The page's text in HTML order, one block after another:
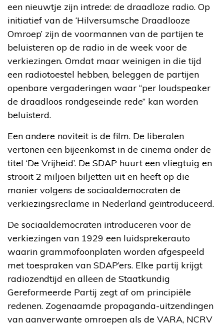
een nieuwtje zijn intrede: de draadloze radio. Op
initiatief van de ‘Hilversumsche Draadlooze
Omroep’ zijn de voormannen van de partijen te
beluisteren op de radio in de week voor de
verkiezingen. Omdat maar weinigen in die tijd
een radiotoestel hebben, beleggen de partijen
openbare vergaderingen waar “per loudspeaker
de draadloos rondgeseinde rede” kan worden
beluisterd.
Een andere noviteit is de film. De liberalen
vertonen een bijeenkomst in de cinema onder de
titel ‘De Vrijheid’. De SDAP huurt een vliegtuig en
strooit 2 miljoen biljetten uit en heeft op die
manier volgens de sociaaldemocraten de
verkiezingsreclame in Nederland geïntroduceerd.
De sociaaldemocraten introduceren voor de
verkiezingen van 1929 een luidsprekerauto
waarin grammofoonplaten worden afgespeeld
met toespraken van SDAP’ers. Elke partij krijgt
radiozendtijd en alleen de Staatkundig
Gereformeerde Partij zegt af om principiële
redenen. Zogenaamde propaganda-uitzendingen
van aanverwante omroepen als de VARA, NCRV